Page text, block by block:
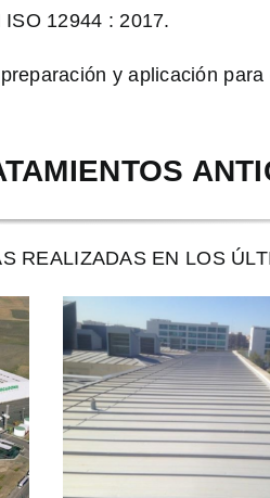
12944 : 2017.
y aplicación
REALIZADAS EN LOS
CUBIERTA
EN NAVE
EN